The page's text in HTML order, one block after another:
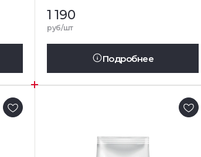
1 190
руб/шт
Подробнее